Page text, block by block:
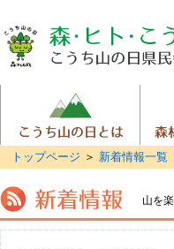
トップページ ＞ 新着情報一覧
山を